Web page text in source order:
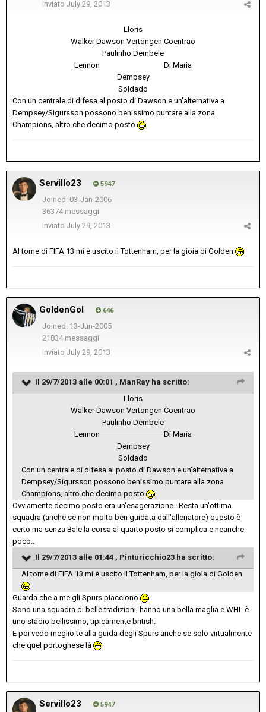
Inviato July 29, 2013
Lloris
Walker Dawson Vertongen Coentrao
Paulinho Dembele
Lennon
Di Maria
Dempsey
Soldado
Con un centrale di difesa al posto di Dawson e un'alternativa a
Dempsey/Sigursson possono benissimo puntare alla zona
Champions, altro che decimo posto
Servillo23 5947
Joined: 03-Jan-2006
36374 messaggi
Inviato July 29, 2013
Al torne di FIFA 13 mi è uscito il Tottenham, per la gioia di Golden
GoldenGol 646
Joined: 13-Jun-2005
21834 messaggi
Inviato July 29, 2013
Il 29/7/2013 alle 00:01 , ManRay ha scritto:
Lloris
Walker Dawson Vertongen Coentrao
Paulinho Dembele
Lennon
Di Maria
Dempsey
Soldado
Con un centrale di difesa al posto di Dawson e un'alternativa a
Dempsey/Sigursson possono benissimo puntare alla zona
Champions, altro che decimo posto
Ovviamente decimo posto era un'esagerazione.. Resta un'ottima
squadra (anche se non molto ben guidata dall'allenatore) questo è
certo ma senza Bale la corsa al quarto posto si complica e neanche
poco..
Il 29/7/2013 alle 01:44 , Pinturicchio23 ha scritto:
Al torne di FIFA 13 mi è uscito il Tottenham, per la gioia di Golden
Guarda che a me gli Spurs piacciono
Sono una squadra di belle tradizioni, hanno una bella maglia e WHL è
uno stadio bellissimo, tipicamente british.
E poi vedo meglio te alla guida degli Spurs anche se solo virtualmente
che quel portoghese là
Servillo23 5947